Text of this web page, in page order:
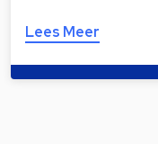
Lees Meer